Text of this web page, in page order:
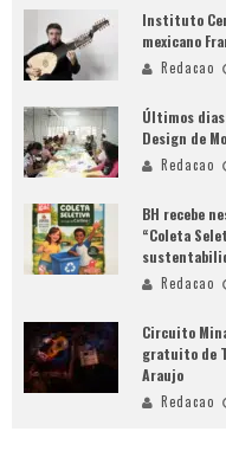
Instituto
mexicano
Redacao
Últimos
Design de
Redacao
BH recebe
“Coleta
Redacao
Circuito
gratuito de
Araujo
Redacao